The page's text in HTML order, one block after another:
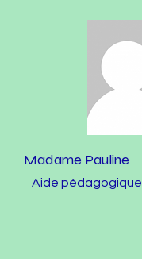
Madame Pauline
Aide pédagogique